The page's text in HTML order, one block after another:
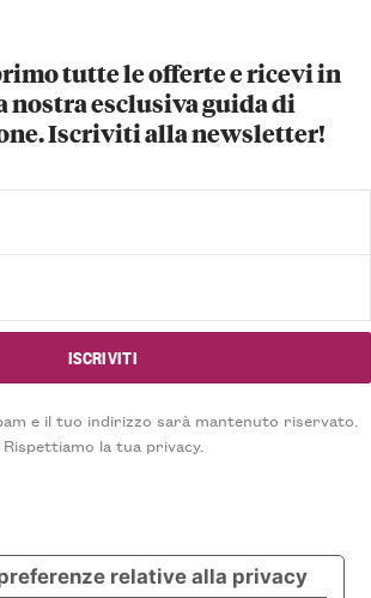
tutte le offerte e ricevi in
nostra esclusiva guida di
Iscriviti alla newsletter!
e il tuo indirizzo sarà mantenuto riservato.
Rispettiamo la tua privacy.
relative alla privacy